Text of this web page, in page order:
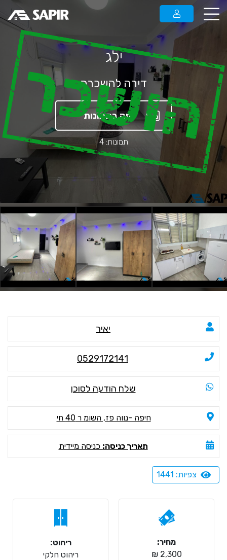
הושכר
ילג
דירה להשכרה
צפה בתמונות
תמונות: 4
יאיר
0529172141
שלח הודעה לסוכן
חיפה -נווה פז, השומ ר 40 חי
תאריך כניסה: כניסה מיידית
צפיות: 1441
מחיר:
2,300 ₪
ריהוט:
ריהוט חלקי